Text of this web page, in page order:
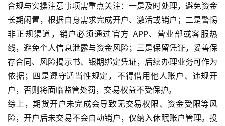
播
室
原
油
期
货
行
情
合规与实操注意事项需重点关注：一是及时处理，避免资金
长期闲置，根据自身需求完成开户、激活或销户；二是警惕
非正规渠道，销户必须通过官方 APP、营业部或客服热
线，避免个人信息泄露与资金风险；三是保留凭证，妥善保
存合同、风险揭示书、银期绑定凭证，后续办理业务可作为
依据；四是遵守适当性规定，不得借用他人账户、违规开
户，否则将面临监管处罚，交易权益不受保护。
综上，期货开户未完成会导致无交易权限、资金受限等风
险，开户后未交易不会自动销户，仅纳入休眠账户管理。投